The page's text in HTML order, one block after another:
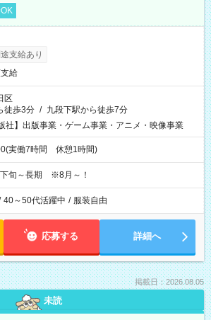
支給あり
給
区
徒歩3分 / 九段下駅から徒歩7分
社】出版事業・ゲーム事業・アニメ・映像事業
実働7時間 休憩1時間)
旬～長期 ※8月～！
40～50代活躍中 / 服装自由
応募する 詳細へ
掲載日：2026.08.05
未読